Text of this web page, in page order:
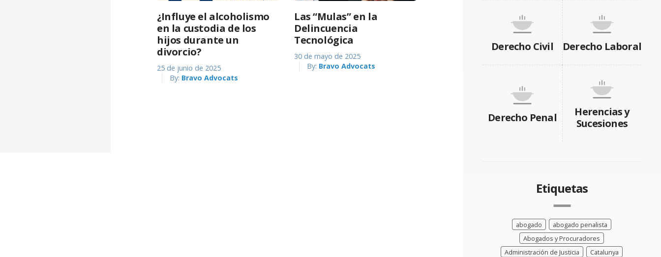
¿Influye el alcoholismo
en la custodia de los
hijos durante un
divorcio?
25 de junio de 2025
By: Bravo Advocats
Las “Mulas” en la
Delincuencia
Tecnológica
30 de mayo de 2025
By: Bravo Advocats
Derecho Civil Derecho Laboral
Derecho Penal
Herencias y
Sucesiones
Etiquetas
abogado
abogado penalista
Abogados y Procuradores
Administración de Justicia
Catalunya